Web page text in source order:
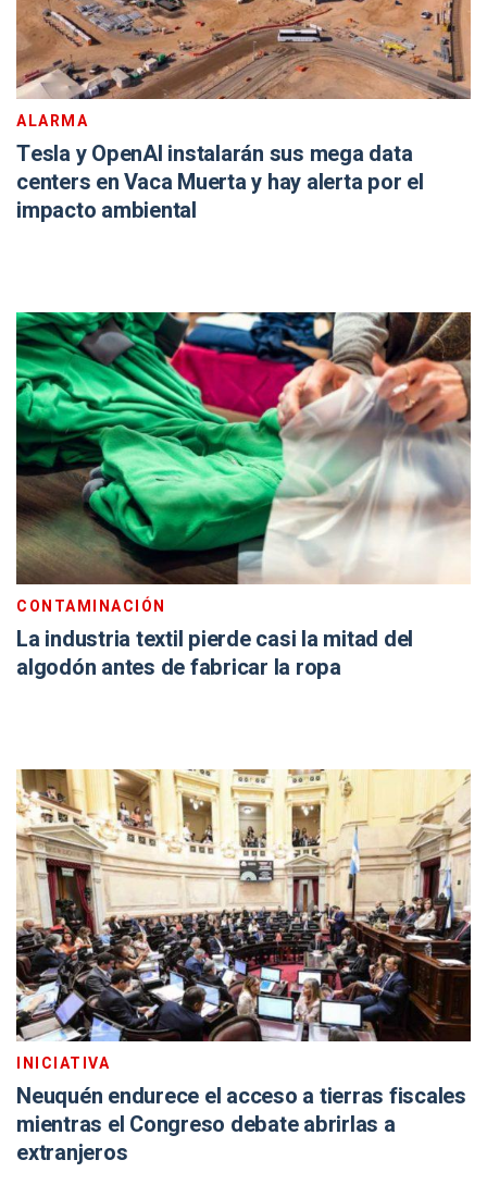
ALARMA
Tesla y OpenAI instalarán sus mega data
centers en Vaca Muerta y hay alerta por el
impacto ambiental
CONTAMINACIÓN
La industria textil pierde casi la mitad del
algodón antes de fabricar la ropa
INICIATIVA
Neuquén endurece el acceso a tierras fiscales
mientras el Congreso debate abrirlas a
extranjeros